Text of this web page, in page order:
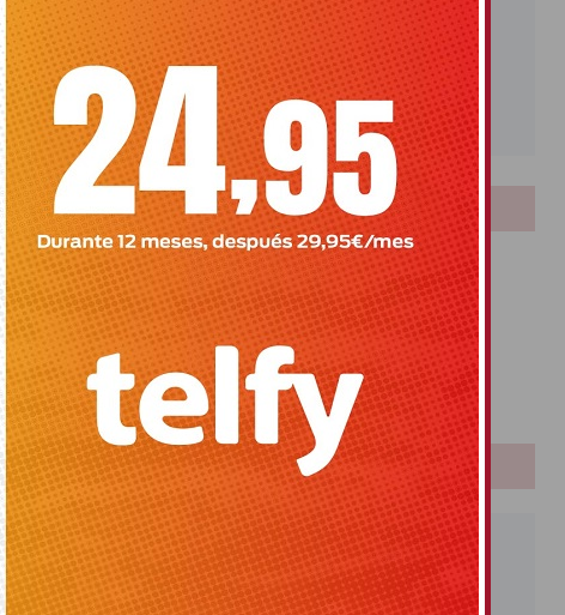
LOTERIAS
Bonoloto
Primitiva
El Gordo
Euromillones
Loteria
Once
PUBLICIDAD